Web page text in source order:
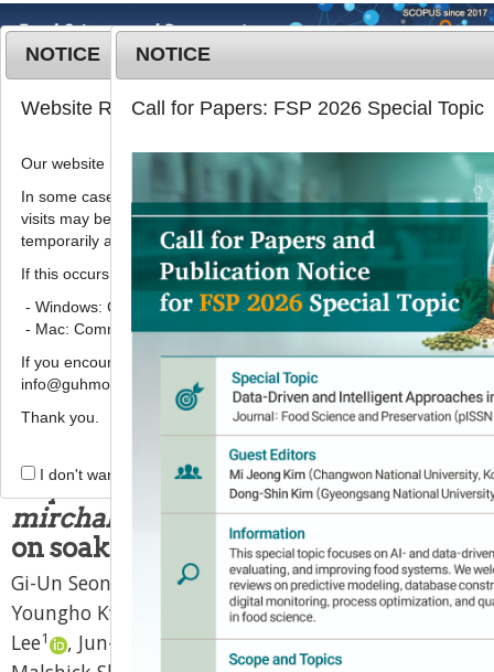
T
o
g
l
e
v
i
g
t
o
MENU
Korean J. Food Preserv. 2022
29( 1):21-33
pISSN: 1738-7248, eISSN: 2287-7428
DOI:https://doi.org/10.11002/kjfp.2022.29.1.21
Article
미르찰 찹쌀가루의 수침기간에 따른 물
리화학적 특성
성기운1 ,강주원 ,조수민1 ,권영호
,이샛별 조준현1 박동수1 ,신말식2 ,이지
Physicochemical properties of
mirchal
glutinous rice flour based
on soaking time
Gi-Un Seong Ju-Won Kang1 ,Sumin Cho1
,
Youngho Kwon
So-Myeong Lee1 ,Sais-Beul
Lee1 , Jun-Hyeon Cho1 ,Dong-Soo Park1
,
1,*
NOTICE
Website Renewal Notice
Our website has recently been renewed.
In some cases, images, CSS files, or other settings saved in your
visits may be reused instead of downloading the latest files. As a
temporarily appear incorrectly or may not display properly.
If this occurs, please perform a hard refresh.
- Windows: Ctrl + F5
- Mac: Command + Shift + R
If you encounter any errors or difficulties while using the website,
info@guhmok.com.
Thank you.
I don't want to open this window for a day.
NOTICE
Call for Papers: FSP 2026 Special Topic